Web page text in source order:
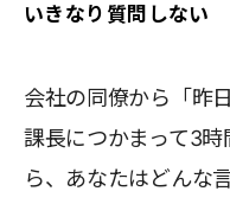
いきなり質問しない
会社の同僚から「昨
課長につかまって3
ら、あなたはどんな